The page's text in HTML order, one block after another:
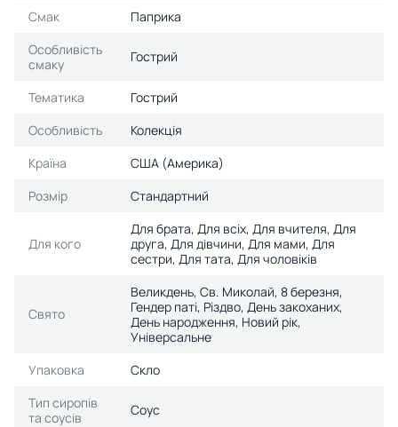
Смак
Паприка
Особливість
смаку
Гострий
Тематика
Гострий
Особливість
Колекція
Країна
США (Америка)
Розмір
Стандартний
Для кого
Для брата, Для всіх, Для вчителя, Для
друга, Для дівчини, Для мами, Для
сестри, Для тата, Для чоловіків
Свято
Великдень, Св. Миколай, 8 березня,
Гендер паті, Різдво, День закоханих,
День народження, Новий рік,
Універсальне
Упаковка
Скло
Тип сиропів
та соусів
Соус